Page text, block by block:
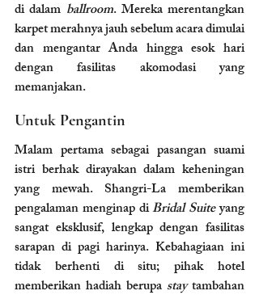
di dalam ballroom. Mereka merentangkan
karpet merahnya jauh sebelum acara dimulai
dan mengantar Anda hingga esok hari
dengan fasilitas akomodasi yang
memanjakan.
Untuk Pengantin
Malam pertama sebagai pasangan suami
istri berhak dirayakan dalam keheningan
yang mewah. Shangri-La memberikan
pengalaman menginap di Bridal Suite yang
sangat eksklusif, lengkap dengan fasilitas
sarapan di pagi harinya. Kebahagiaan ini
tidak berhenti di situ; pihak hotel
memberikan hadiah berupa stay tambahan